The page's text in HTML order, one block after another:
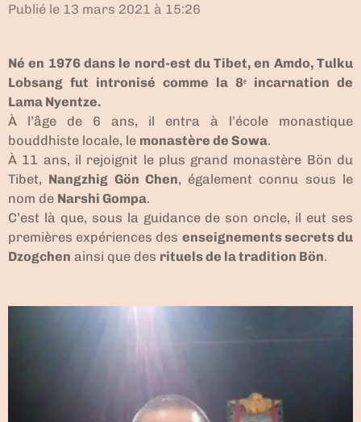
Publié le 13 mars 2021 à 15:26
Né en 1976 dans le nord-est du Tibet, en Amdo, Tulku
Lobsang fut intronisé comme la 8ᵉ incarnation de
Lama Nyentze.
À l’âge de 6 ans, il entra à l’école monastique
bouddhiste locale, le monastère de Sowa.
À 11 ans, il rejoignit le plus grand monastère Bön du
Tibet, Nangzhig Gön Chen, également connu sous le
nom de Narshi Gompa.
C’est là que, sous la guidance de son oncle, il eut ses
premières expériences des enseignements secrets du
Dzogchen ainsi que des rituels de la tradition Bön.